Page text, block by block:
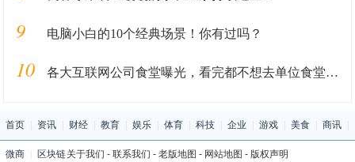
9 电脑小白的10个经典场景！你有过吗？
10 各大互联网公司食堂曝光，看完都不想去单位食堂吃饭了
首页 资讯 财经 教育 娱乐 体育 科技 企业 游戏 美食 商讯
微商 区块链关于我们 - 联系我们 - 老版地图 - 网站地图 - 版权声明